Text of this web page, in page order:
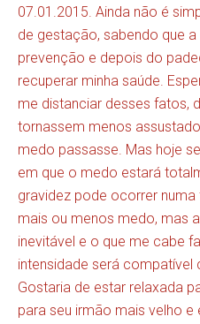
07.01.2015. Ainda não é
de gestação, sabendo que a
prevenção e depois do
recuperar minha saúde.
me distanciar desses fatos,
tornassem menos
medo passasse. Mas hoje
em que o medo estará
gravidez pode ocorrer
mais ou menos medo, mas
inevitável e o que me cabe
intensidade será compatível
Gostaria de estar relaxada
para seu irmão mais velho